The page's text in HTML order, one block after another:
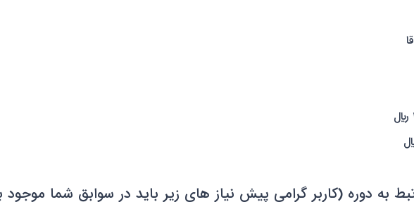
به دوره (کاربر گرامی پیش نیاز های زیر باید در سوابق شما موجود